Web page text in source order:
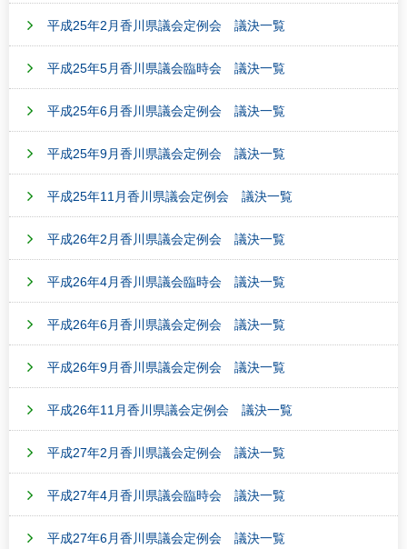
平成25年2月香川県議会定例会 議決一覧
平成25年5月香川県議会臨時会 議決一覧
平成25年6月香川県議会定例会 議決一覧
平成25年9月香川県議会定例会 議決一覧
平成25年11月香川県議会定例会 議決一覧
平成26年2月香川県議会定例会 議決一覧
平成26年4月香川県議会臨時会 議決一覧
平成26年6月香川県議会定例会 議決一覧
平成26年9月香川県議会定例会 議決一覧
平成26年11月香川県議会定例会 議決一覧
平成27年2月香川県議会定例会 議決一覧
平成27年4月香川県議会臨時会 議決一覧
平成27年6月香川県議会定例会 議決一覧